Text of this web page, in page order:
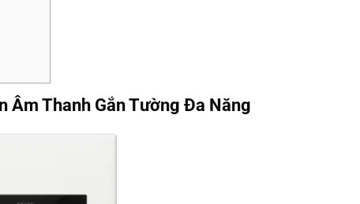
Âm Thanh Gắn Tường Đa Năng